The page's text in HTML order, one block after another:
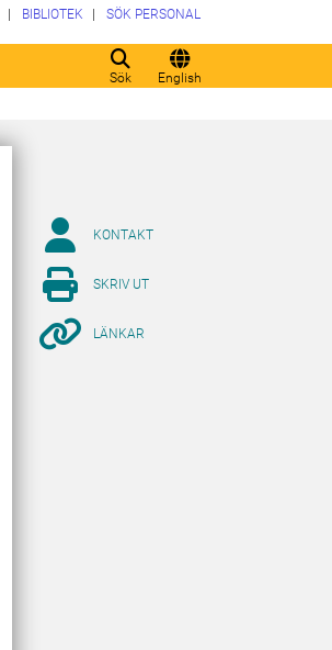
Sök English
BIBLIOTEK SÖK PERSONAL
KONTAKT
SKRIV UT
LÄNKAR